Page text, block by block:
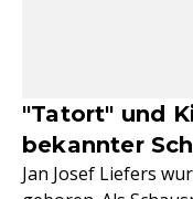
"Tatort" und
bekannter
Jan Josef Liefers